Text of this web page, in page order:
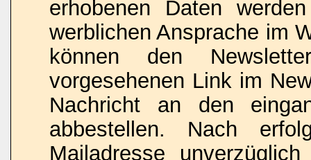
erhobenen Daten
werblichen Ansprache im
können den
vorgesehenen Link im
Nachricht an den
abbestellen. Nach
Mailadresse